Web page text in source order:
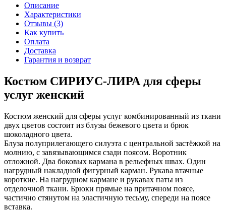
Описание
Характеристики
Отзывы (3)
Как купить
Оплата
Доставка
Гарантия и возврат
Костюм СИРИУС-ЛИРА для сферы
услуг женский
Костюм женский для сферы услуг комбинированный из ткани
двух цветов состоит из блузы бежевого цвета и брюк
шоколадного цвета.
Блуза полуприлегающего силуэта с центральной застёжкой на
молнию, с завязывающимся сзади поясом. Воротник
отложной. Два боковых кармана в рельефных швах. Один
нагрудный накладной фигурный карман. Рукава втачные
короткие. На нагрудном кармане и рукавах паты из
отделочной ткани. Брюки прямые на притачном поясе,
частично стянутом на эластичную тесьму, спереди на поясе
вставка.